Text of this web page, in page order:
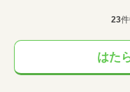
23
はた